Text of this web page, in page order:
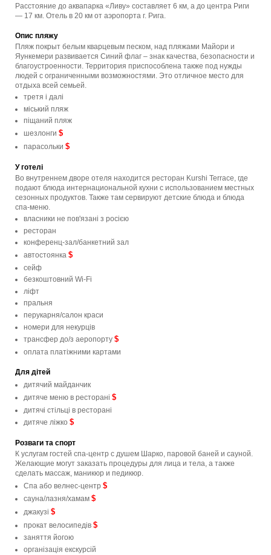
Расстояние до аквапарка «Ливу» составляет 6 км, а до центра Риги
— 17 км. Отель в 20 км от аэропорта г. Рига.
Опис пляжу
Пляж покрыт белым кварцевым песком, над пляжами Майори и
Яункемери развивается Синий флаг – знак качества, безопасности и
благоустроенности. Территория приспособлена также под нужды
людей с ограниченными возможностями. Это отличное место для
отдыха всей семьей.
третя і далі
мiський пляж
піщаний пляж
шезлонги $
парасольки $
У готелі
Во внутреннем дворе отеля находится ресторан Kurshi Terrace, где
подают блюда интернациональной кухни с использованием местных
сезонных продуктов. Также там сервируют детские блюда и блюда
спа-меню.
власники не пов'язані з росією
ресторан
конференц-зал/банкетний зал
автостоянка $
сейф
безкоштовний Wi-Fi
ліфт
пральня
перукарня/салон краси
номери для некурців
трансфер до/з аеропорту $
оплата платіжними картами
Для дітей
дитячий майданчик
дитяче меню в ресторані $
дитячі стільці в ресторані
дитяче ліжко $
Розваги та спорт
К услугам гостей спа-центр с душем Шарко, паровой баней и сауной.
Желающие могут заказать процедуры для лица и тела, а также
сделать массаж, маникюр и педикюр.
Спа або велнес-центр $
сауна/лазня/хамам $
джакузі $
прокат велосипедів $
заняття йогою
організація екскурсій